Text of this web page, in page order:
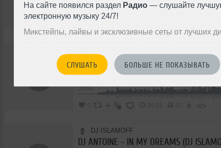
На сайте появился раздел Радио — слушайте
электронную музыку 24/7!
Микстейпы, лайвы и эксклюзивные сеты от лучших
СЛУШАТЬ БОЛЬШЕ НЕ ПОКАЗЫВАТЬ
00:00
DJ ANTOINE - IN MY DREAMS (DJ
Club/Dance
00:00
05:01 37 </>
DJ ISLAMOFF
DJ ANTOINE - IN MY DREAMS (DJ